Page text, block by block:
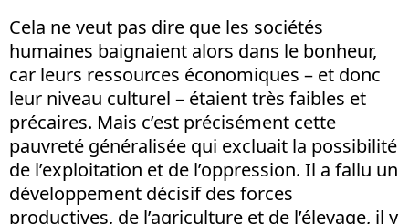
Cela ne veut pas dire que les sociétés
humaines baignaient alors dans le bonheur,
car leurs ressources économiques – et donc
leur niveau culturel – étaient très faibles et
précaires. Mais c’est précisément cette
pauvreté généralisée qui excluait la possibilité
de l’exploitation et de l’oppression. Il a fallu un
développement décisif des forces
productives, de l’agriculture et de l’élevage, il y